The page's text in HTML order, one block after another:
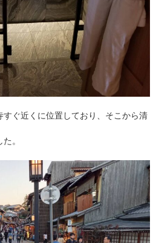
ぐ近くに位置しており、そこから清
。